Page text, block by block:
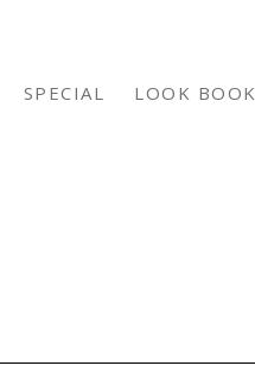
SPECIAL LOOK BOOK